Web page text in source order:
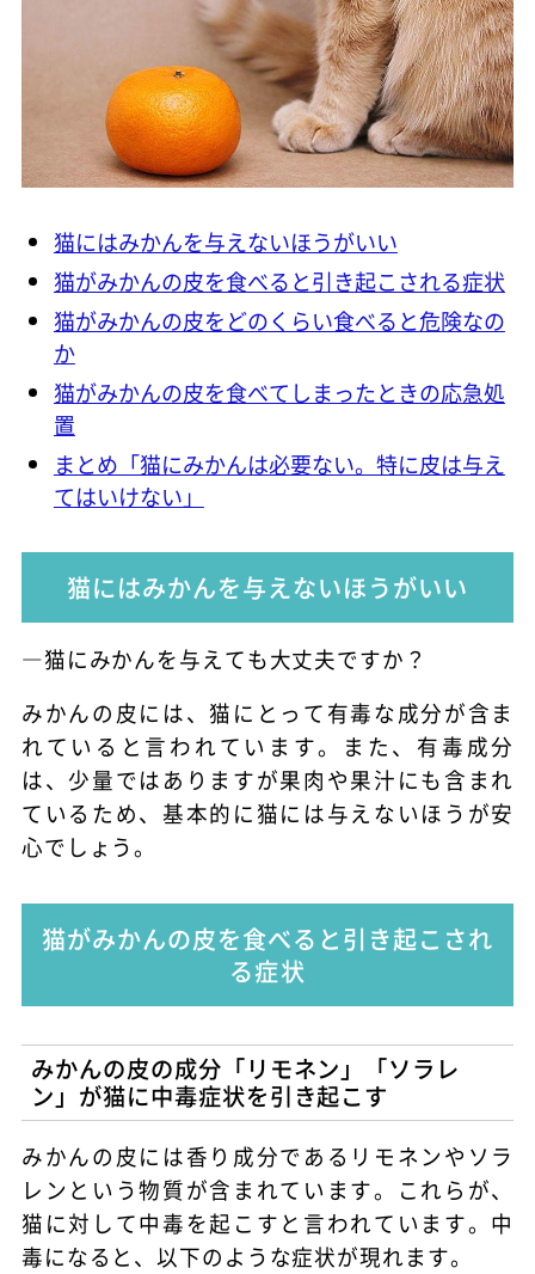
猫にはみかんを与えないほうがいい
猫がみかんの皮を食べると引き起こされる症状
猫がみかんの皮をどのくらい食べると危険なの
か
猫がみかんの皮を食べてしまったときの応急処
置
まとめ「猫にみかんは必要ない。特に皮は与え
てはいけない」
猫にはみかんを与えないほうがいい
―猫にみかんを与えても大丈夫ですか？
みかんの皮には、猫にとって有毒な成分が含ま
れていると言われています。また、有毒成分
は、少量ではありますが果肉や果汁にも含まれ
ているため、基本的に猫には与えないほうが安
心でしょう。
猫がみかんの皮を食べると引き起こされ
る症状
みかんの皮の成分「リモネン」「ソラレ
ン」が猫に中毒症状を引き起こす
みかんの皮には香り成分であるリモネンやソラ
レンという物質が含まれています。これらが、
猫に対して中毒を起こすと言われています。中
毒になると、以下のような症状が現れます。